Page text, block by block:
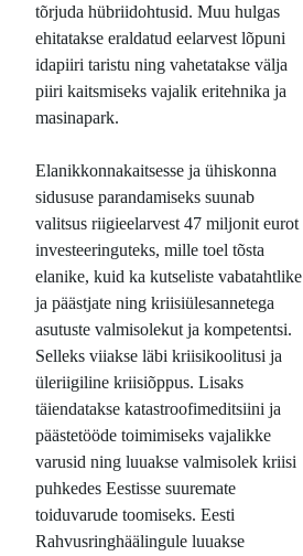
tõrjuda hübriidohtusid. Muu hulgas
ehitatakse eraldatud eelarvest lõpuni
idapiiri taristu ning vahetatakse välja
piiri kaitsmiseks vajalik eritehnika ja
masinapark.
Elanikkonnakaitsesse ja ühiskonna
sidususe parandamiseks suunab
valitsus riigieelarvest 47 miljonit eurot
investeeringuteks, mille toel tõsta
elanike, kuid ka kutseliste vabatahtlike
ja päästjate ning kriisiülesannetega
asutuste valmisolekut ja kompetentsi.
Selleks viiakse läbi kriisikoolitusi ja
üleriigiline kriisiõppus. Lisaks
täiendatakse katastroofimeditsiini ja
päästetööde toimimiseks vajalikke
varusid ning luuakse valmisolek kriisi
puhkedes Eestisse suuremate
toiduvarude toomiseks. Eesti
Rahvusringhäälingule luuakse